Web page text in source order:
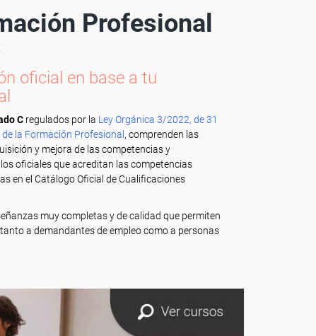
Profesional
oficial en base a tu
C regulados por la Ley Orgánica 3/2022, de 31
la Formación Profesional , comprenden las
y mejora de las competencias y
oficiales que acreditan las competencias
en el Catálogo Oficial de Cualificaciones
muy completas y de calidad que permiten
a demandantes de empleo como a personas